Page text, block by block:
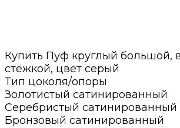
Купить Пуф круглый большой,
стёжкой, цвет серый
Тип цоколя/опоры
Золотистый сатинированный
Серебристый сатинированный
Бронзовый сатинированный